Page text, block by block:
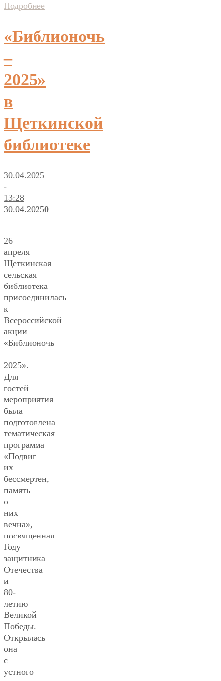
Подробнее
«Библионочь
–
2025»
в
Щеткинской
библиотеке
30.04.2025
-
13:28
30.04.20250
26
апреля
Щеткинская
сельская
библиотека
присоединилась
к
Всероссийской
акции
«Библионочь
–
2025».
Для
гостей
мероприятия
была
подготовлена
тематическая
программа
«Подвиг
их
бессмертен,
память
о
них
вечна»,
посвященная
Году
защитника
Отечества
и
80-
летию
Великой
Победы.
Открылась
она
с
устного